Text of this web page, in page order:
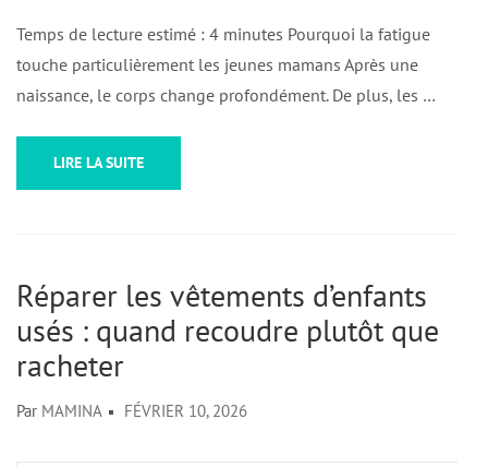
Temps de lecture estimé : 4 minutes Pourquoi la fatigue
touche particulièrement les jeunes mamans Après une
naissance, le corps change profondément. De plus, les …
LIRE LA SUITE
Réparer les vêtements d’enfants
usés : quand recoudre plutôt que
racheter
Par MAMINA FÉVRIER 10, 2026